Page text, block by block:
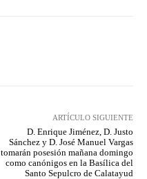
ARTÍCULO SIGUIENTE
D. Enrique Jiménez, D. Justo
Sánchez y D. José Manuel Vargas
tomarán posesión mañana domingo
como canónigos en la Basílica del
Santo Sepulcro de Calatayud